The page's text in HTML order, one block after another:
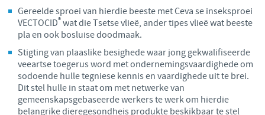
Gereelde sproei van hierdie beeste met Ceva se inseksproei
VECTOCID® wat die Tsetse vlieë, ander tipes vlieë wat beeste
pla en ook bosluise doodmaak.
Stigting van plaaslike besighede waar jong gekwalifiseerde
veeartse toegerus word met ondernemingsvaardighede om
sodoende hulle tegniese kennis en vaardighede uit te brei.
Dit stel hulle in staat om met netwerke van
gemeenskapsgebaseerde werkers te werk om hierdie
belangrike dieregesondheis produkte beskikbaar te stel